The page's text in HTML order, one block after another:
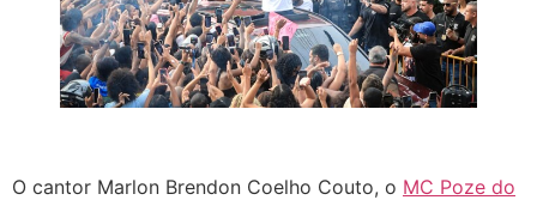
O cantor Marlon Brendon Coelho Couto, o MC Poze do